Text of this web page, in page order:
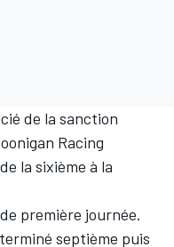
de la sanction
Racing
la sixième à la
première journée.
septième puis